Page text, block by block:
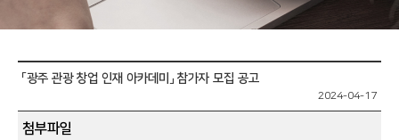
「광주 관광 창업 인재 아카데미」 참가자 모집 공고
2024-04-17
첨부파일